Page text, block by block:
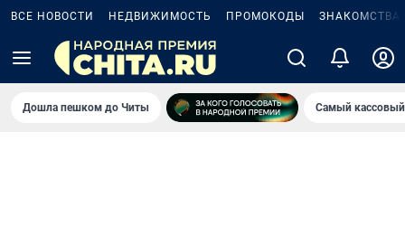
ВСЕ НОВОСТИ НЕДВИЖИМОСТЬ ПРОМОКОДЫ ЗНАКОМСТВА
Дошла пешком до Читы Самый